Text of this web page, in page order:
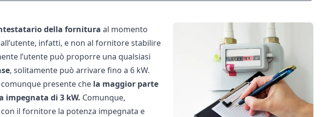
della fornitura al momento
infatti, e non al fornitore stabilire
l’utente può proporre una qualsiasi
, solitamente può arrivare fino a 6 kW.
presente che la maggior parte
impegnata di 3 kW. Comunque,
il fornitore la potenza impegnata e